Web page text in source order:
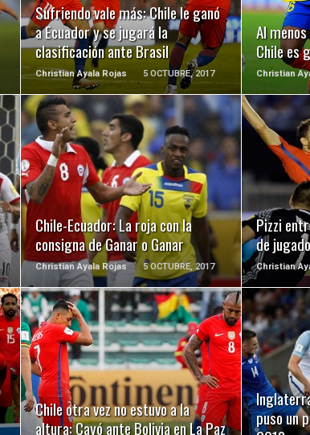
Sufriendo vale más: Chile le ganó
a Ecuador y se jugará la
clasificación ante Brasil
Christian Ayala Rojas 5 OCTUBRE, 2017
Al
Chile es
Christian
Chile-Ecuador: La roja con la
consigna de Ganar o Ganar
Christian Ayala Rojas 5 OCTUBRE, 2017
LEER MÁS
Pizzi
de
Christian
Chile otra vez no estuvo a la
altura: Cayó ante Bolivia en La Paz
LEER MÁS
puso un